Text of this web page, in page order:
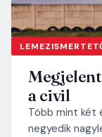
a civil
Több mint két
negyedik